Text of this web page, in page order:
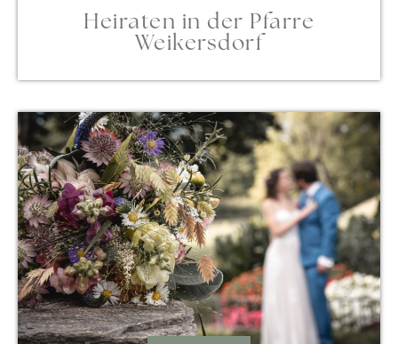
Heiraten in der Pfarre
Weikersdorf